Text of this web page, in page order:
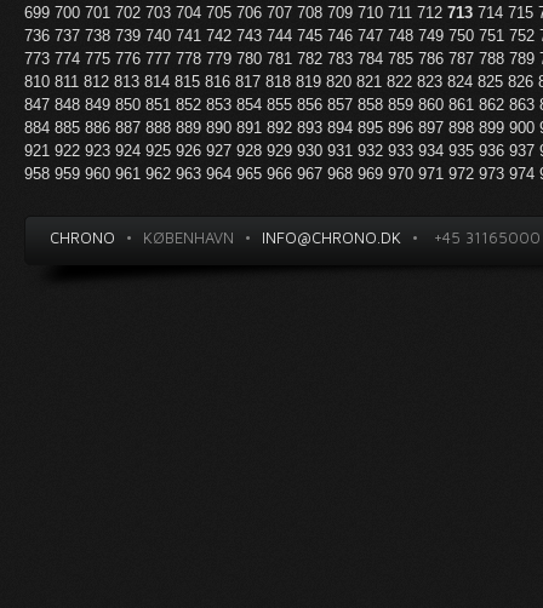
699 700 701 702 703 704 705 706 707 708 709 710 711 712 713 714 715
736 737 738 739 740 741 742 743 744 745 746 747 748 749 750 751 752
773 774 775 776 777 778 779 780 781 782 783 784 785 786 787 788 789
810 811 812 813 814 815 816 817 818 819 820 821 822 823 824 825 826
847 848 849 850 851 852 853 854 855 856 857 858 859 860 861 862 863
884 885 886 887 888 889 890 891 892 893 894 895 896 897 898 899 900
921 922 923 924 925 926 927 928 929 930 931 932 933 934 935 936 937
958 959 960 961 962 963 964 965 966 967 968 969 970 971 972 973 974
CHRONO • KØBENHAVN • INFO@CHRONO.DK • +45 31165000